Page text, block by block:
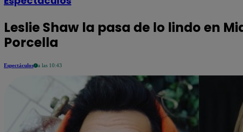
Leslie Shaw la pasa de lo lindo en
Porcella
Espectáculos a las 10:43